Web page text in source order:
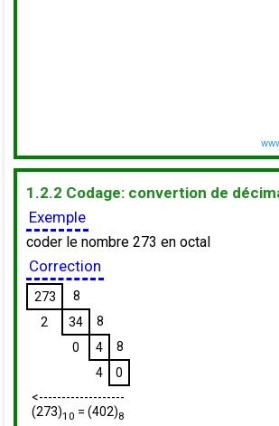
1.2.2 Codage: convertion de
Exemple
coder le nombre 273 en octal
Correction
273
8
2
34
8
0
4
8
4
0
<-------------------
(273)10 = (402)8